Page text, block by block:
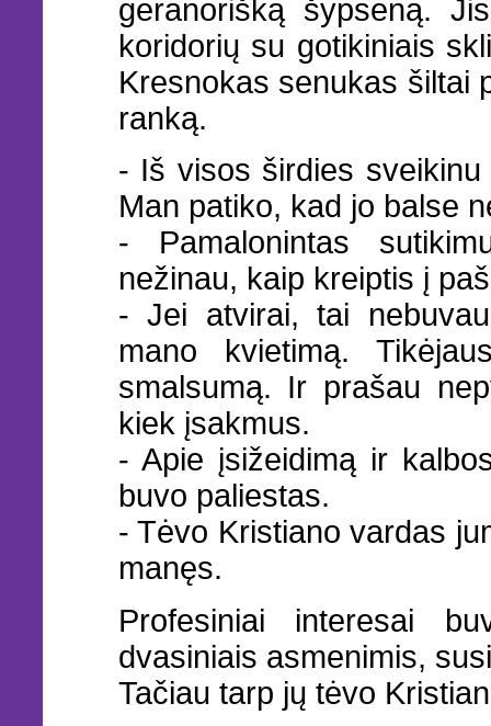
geranorišką šypseną.
koridorių su gotikiniais
Kresnokas senukas šiltai
ranką.
- Iš visos širdies
Man patiko, kad jo balse
- Pamalonintas
nežinau, kaip kreiptis į
- Jei atvirai, tai
mano kvietimą.
smalsumą. Ir prašau
kiek įsakmus.
- Apie įsižeidimą ir
buvo paliestas.
- Tėvo Kristiano vardas
manęs.
Profesiniai interesai
dvasiniais asmenimis,
Tačiau tarp jų tėvo